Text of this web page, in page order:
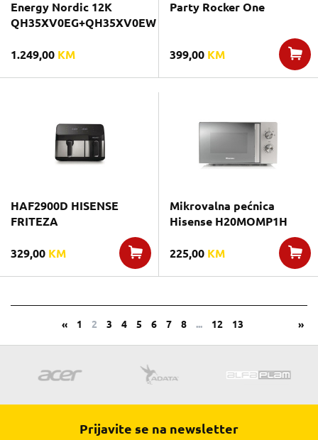
Energy Nordic 12K
QH35XV0EG+QH35XV0EW
1.249,00 KM
Party Rocker One
399,00 KM
HAF2900D HISENSE
FRITEZA
329,00 KM
Mikrovalna pećnica
Hisense H20MOMP1H
225,00 KM
« 1 2 3 4 5 6 7 8 ... 12 13 »
Prijavite se na newsletter